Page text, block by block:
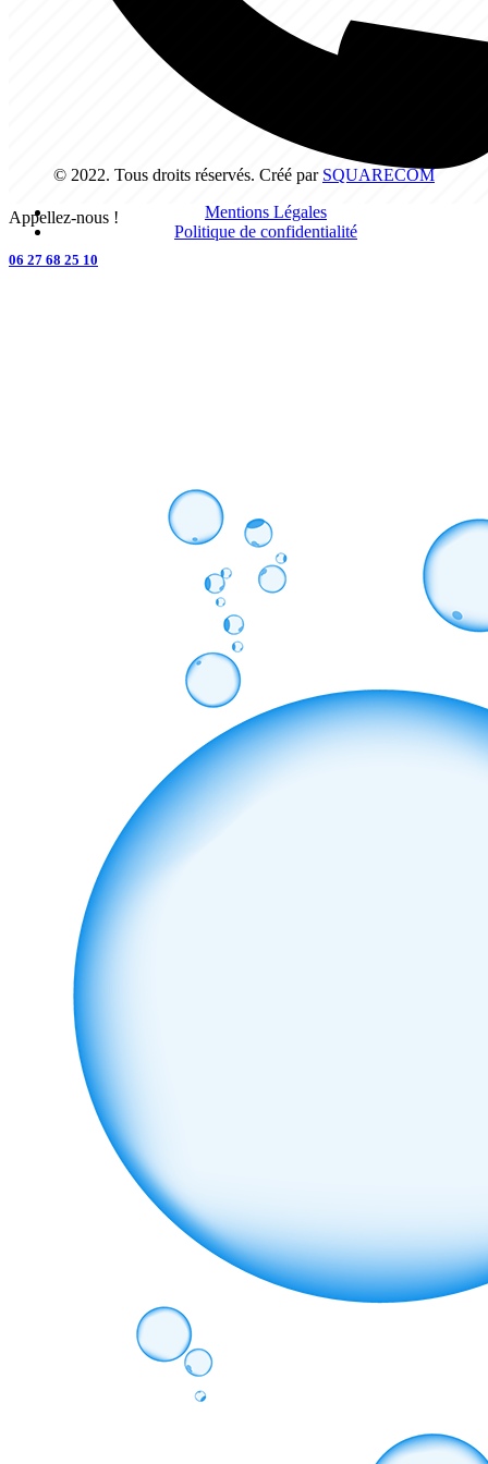
Appellez-nous !
06 27 68 25 10
© 2022. Tous droits réservés. Créé par SQUARECOM
Mentions Légales
Politique de confidentialité